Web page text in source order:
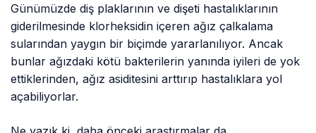
Günümüzde diş plaklarının ve dişeti hastalıklarının
giderilmesinde klorheksidin içeren ağız çalkalama
sularından yaygın bir biçimde yararlanılıyor. Ancak
bunlar ağızdaki kötü bakterilerin yanında iyileri de yok
ettiklerinden, ağız asiditesini arttırıp hastalıklara yol
açabiliyorlar.